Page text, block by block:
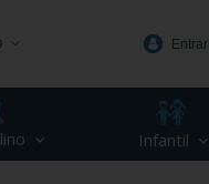
3623-1991
Entrar
Infantil